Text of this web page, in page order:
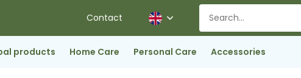
Contact
products Home Care Personal Care Accessories